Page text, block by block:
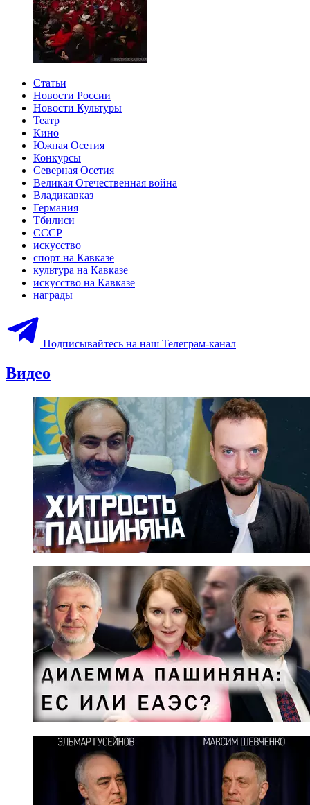
Статьи
Новости России
Новости Культуры
Театр
Кино
Южная Осетия
Конкурсы
Северная Осетия
Великая Отечественная война
Владикавказ
Германия
Тбилиси
СССР
искусство
спорт на Кавказе
культура на Кавказе
искусство на Кавказе
награды
Подписывайтесь на наш Телеграм-канал
Видео